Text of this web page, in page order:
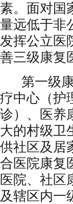
素。面对国
量远低于非
发挥公立医
善三级康复
第一级康
疗中心（护
诊）、医养
大的村级卫
供社区及居
合医院康复
医院、社区
及辖区内一